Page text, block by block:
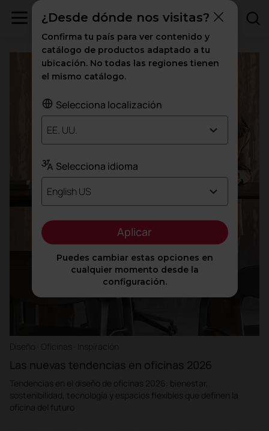
Oficinas
Diseño · Oficinas · Inspiración
Las nuevas tendencias en oficinas 2026
Tendencias en el diseño de oficinas 2026: bienestar,
sostenibilidad, tecnología y espacios flexibles que definen la
oficina del futuro
¿Desde dónde nos visitas?
Confirma tu país para ver contenido y
catálogo de productos adaptado a tu
ubicación. No todas las regiones tienen
el mismo catálogo.
Selecciona localización
EE. UU.
Selecciona idioma
English US
Aplicar
Puedes cambiar estas opciones en
cualquier momento desde la
configuración.